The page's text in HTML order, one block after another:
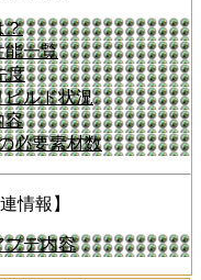
？
能一覧
度
ビルド状況
容
必要素材数
情報】
プデ内容